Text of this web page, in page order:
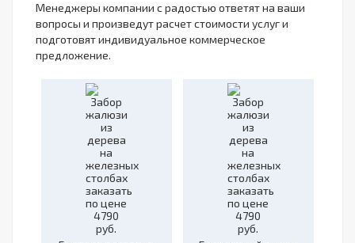
Менеджеры компании с радостью ответят на ваши
вопросы и произведут расчет стоимости услуг и
подготовят индивидуальное коммерческое
предложение.